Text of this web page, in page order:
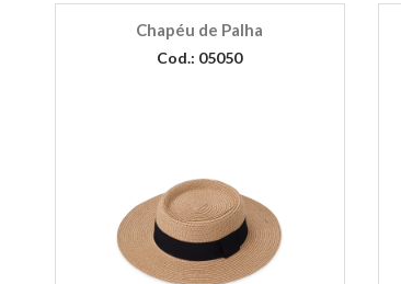
Chapéu de Palha
Cod.: 05050